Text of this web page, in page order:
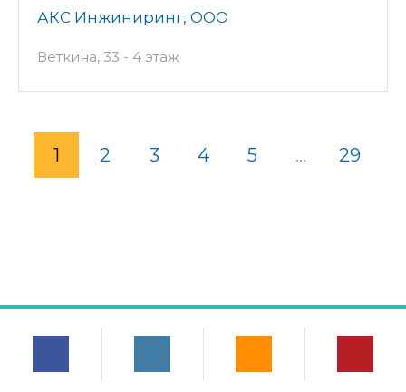
АКС Инжиниринг, ООО
Веткина, 33 - 4 этаж
1 2 3 4 5 ... 29